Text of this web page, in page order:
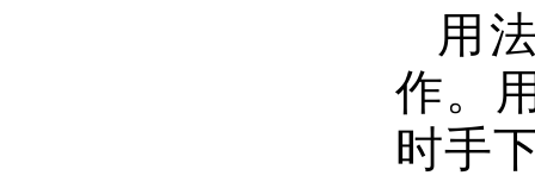
用
作。
时手